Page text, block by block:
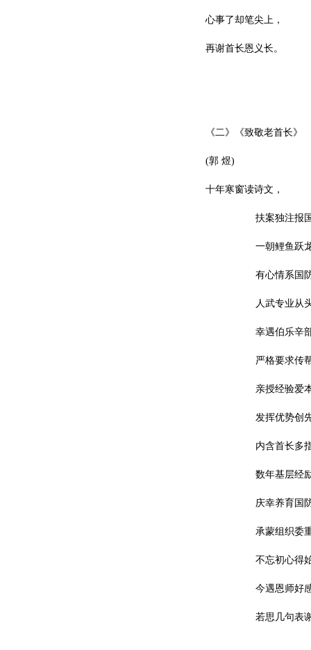
心事了却笔尖上，
再谢首长恩义长。
《二》《致敬老首长》
(郭 煜)
十年寒窗读诗文，
扶案独注报
一朝鲤鱼跃
有心情系国
人武专业从
幸遇伯乐辛
严格要求传
亲授经验爱
发挥优势创
内含首长多
数年基层经
庆幸养育国
承蒙组织委
不忘初心得
今遇恩师好
若思几句表